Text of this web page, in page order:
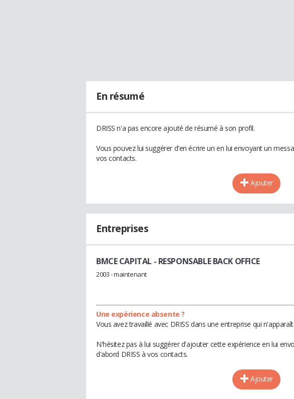
En résumé
DRISS n'a pas encore ajouté de résumé à son profil.
Vous pouvez lui suggérer d'en écrire un en lui envoyant un
vos contacts.
Ajouter
Entreprises
BMCE CAPITAL - RESPONSABLE BACK OFFICE
2003 - maintenant
Une expérience absente ?
Vous avez travaillé avec DRISS dans une entreprise qui
N'hésitez pas à lui suggérer d'ajouter cette expérience en lui
d'abord DRISS à vos contacts.
Ajouter